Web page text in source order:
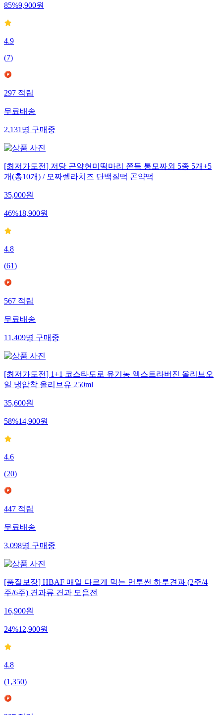
85%9,900원
4.9
(7)
297적립
무료배송
2,131명구매중
[최저가도전] 저당 곤약현미떡마리 쫀득 통모짜외 5종 5개+5
개(총10개) / 모짜렐라치즈 단백질떡 곤약떡
35,000원
46%18,900원
4.8
(61)
567적립
무료배송
11,409명구매중
[최저가도전] 1+1 코스타도로 유기농 엑스트라버진 올리브오
일 냉압착 올리브유 250ml
35,600원
58%14,900원
4.6
(20)
447적립
무료배송
3,098명구매중
[품질보장] HBAF 매일 다르게 먹는 먼투썬 하루견과 (2주/4
주/6주) 견과류 견과 모음전
16,900원
24%12,900원
4.8
(1,350)